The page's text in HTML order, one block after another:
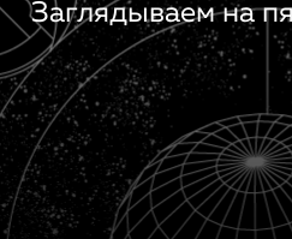
Заглядываем на